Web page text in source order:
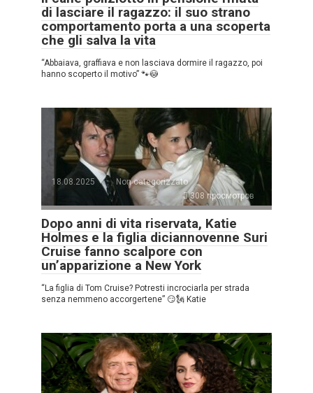
di lasciare il ragazzo: il suo strano
comportamento porta a una scoperta
che gli salva la vita
“Abbaiava, graffiava e non lasciava dormire il ragazzo, poi
hanno scoperto il motivo” 🐾😳
18.08.2025
Non categorizzato
308 просмотров
Dopo anni di vita riservata, Katie
Holmes e la figlia diciannovenne Suri
Cruise fanno scalpore con
un’apparizione a New York
“La figlia di Tom Cruise? Potresti incrociarla per strada
senza nemmeno accorgertene” 😏🗽 Katie